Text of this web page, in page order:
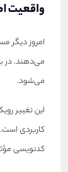
واقعیت
امروز دیگر
می‌شود.
این تغییر
کاربردی
کدنویسی